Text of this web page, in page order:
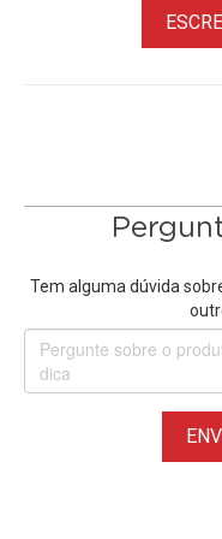
sistema conta com
proteção contra surtos
Configuração de
• Pressione o botão de
vezes e aguarde três
• Pressione um botão
Tem alguma dúvida